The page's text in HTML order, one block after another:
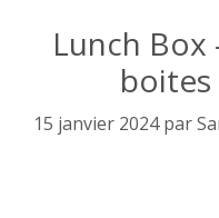
Lunch Box
boites
15 janvier 2024 par